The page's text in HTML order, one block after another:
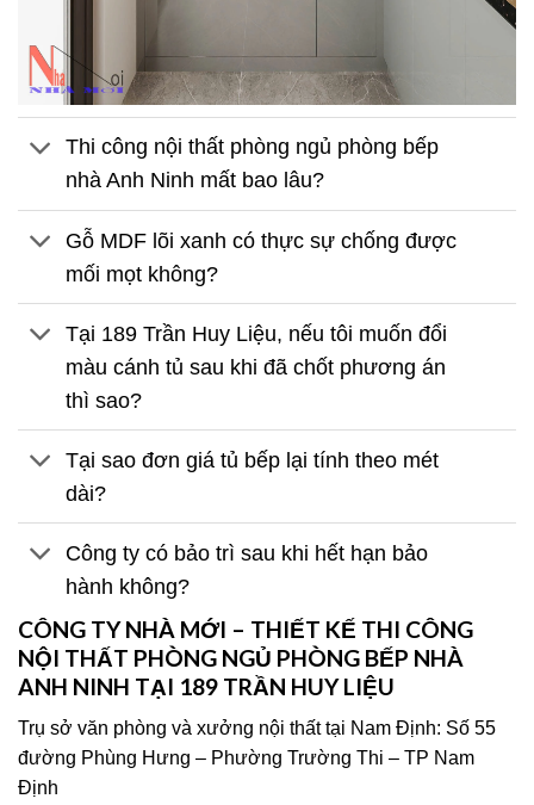
Thi công nội thất phòng ngủ phòng bếp
nhà Anh Ninh mất bao lâu?
Gỗ MDF lõi xanh có thực sự chống được
mối mọt không?
Tại 189 Trần Huy Liệu, nếu tôi muốn đổi
màu cánh tủ sau khi đã chốt phương án
thì sao?
Tại sao đơn giá tủ bếp lại tính theo mét
dài?
Công ty có bảo trì sau khi hết hạn bảo
hành không?
CÔNG TY NHÀ MỚI – THIẾT KẾ THI CÔNG
NỘI THẤT PHÒNG NGỦ PHÒNG BẾP NHÀ
ANH NINH TẠI 189 TRẦN HUY LIỆU
Trụ sở văn phòng và xưởng nội thất tại Nam Định: Số 55
đường Phùng Hưng – Phường Trường Thi – TP Nam
Định